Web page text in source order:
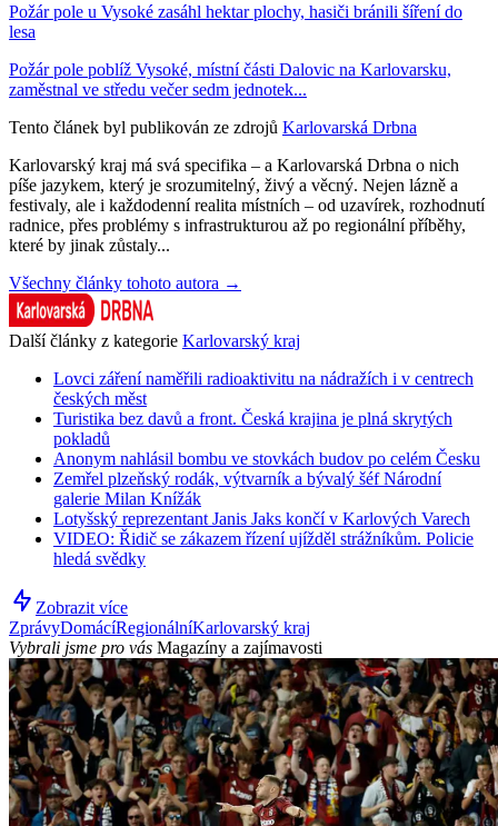
Požár pole u Vysoké zasáhl hektar plochy, hasiči bránili šíření do
lesa
Požár pole poblíž Vysoké, místní části Dalovic na Karlovarsku,
zaměstnal ve středu večer sedm jednotek...
Tento článek byl publikován ze zdrojů Karlovarská Drbna
Karlovarský kraj má svá specifika – a Karlovarská Drbna o nich
píše jazykem, který je srozumitelný, živý a věcný. Nejen lázně a
festivaly, ale i každodenní realita místních – od uzavírek, rozhodnutí
radnice, přes problémy s infrastrukturou až po regionální příběhy,
které by jinak zůstaly...
Všechny články tohoto autora →
Další články z kategorie Karlovarský kraj
Lovci záření naměřili radioaktivitu na nádražích i v centrech
českých měst
Turistika bez davů a front. Česká krajina je plná skrytých
pokladů
Anonym nahlásil bombu ve stovkách budov po celém Česku
Zemřel plzeňský rodák, výtvarník a bývalý šéf Národní
galerie Milan Knížák
Lotyšský reprezentant Janis Jaks končí v Karlových Varech
VIDEO: Řidič se zákazem řízení ujížděl strážníkům. Policie
hledá svědky
Zobrazit více
ZprávyDomácíRegionálníKarlovarský kraj
Vybrali jsme pro vás Magazíny a zajímavosti